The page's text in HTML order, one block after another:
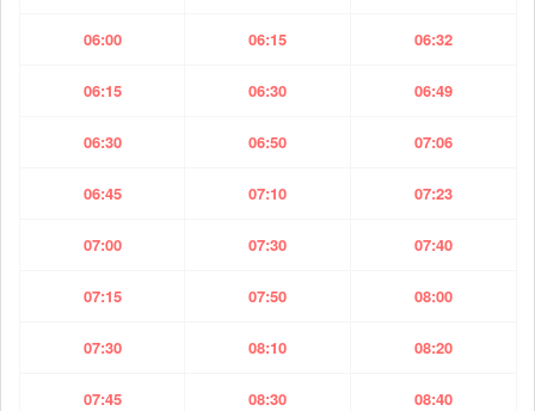
06:00 06:15 06:32
06:15 06:30 06:49
06:30 06:50 07:06
06:45 07:10 07:23
07:00 07:30 07:40
07:15 07:50 08:00
07:30 08:10 08:20
07:45 08:30 08:40